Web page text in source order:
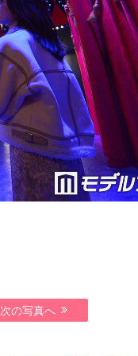
次の写真へ